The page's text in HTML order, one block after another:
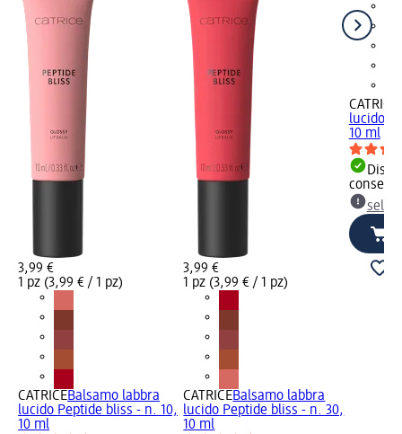
3,99 €
1 pz (3,99 € / 1 pz)
CATRICEBalsamo labbra
lucido Peptide bliss - n. 10,
10 ml
3,99 €
1 pz (3,99 € / 1 pz)
CATRICEBalsamo labbra
lucido Peptide bliss - n. 30,
10 ml
CATRICE
lucido
10 ml